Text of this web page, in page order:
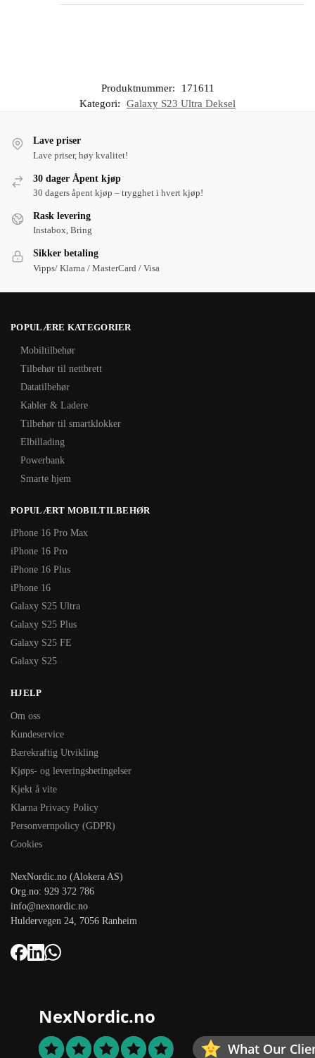
Produktnummer:
171611
Kategori:
Galaxy S23 Ultra Deksel
Lave priser
Lave priser, høy kvalitet!
30 dager Åpent kjøp
30 dagers åpent kjøp – trygghet i hvert kjøp!
Rask levering
Instabox, Bring
Sikker betaling
Vipps/ Klarna / MasterCard / Visa
POPULÆRE KATEGORIER
Mobiltilbehør
Tilbehør til nettbrett
Datatilbehør
Kabler & Ladere
Tilbehør til smartklokker
Elbillading
Powerbank
Smarte hjem
POPULÆRT MOBILTILBEHØR
iPhone 16 Pro Max
iPhone 16 Pro
iPhone 16 Plus
iPhone 16
Galaxy S25 Ultra
Galaxy S25 Plus
Galaxy S25 FE
Galaxy S25
HJELP
Om oss
Kundeservice
Bærekraftig Utvikling
Kjøps- og leveringsbetingelser
Kjekt å vite
Klarna Privacy Policy
Personvernpolicy (GDPR)
Cookies
NexNordic.no (Alokera AS)
Org.no: 929 372 786
info@nexnordic.no
Huldervegen 24, 7056 Ranheim
NexNordic.no
What Our